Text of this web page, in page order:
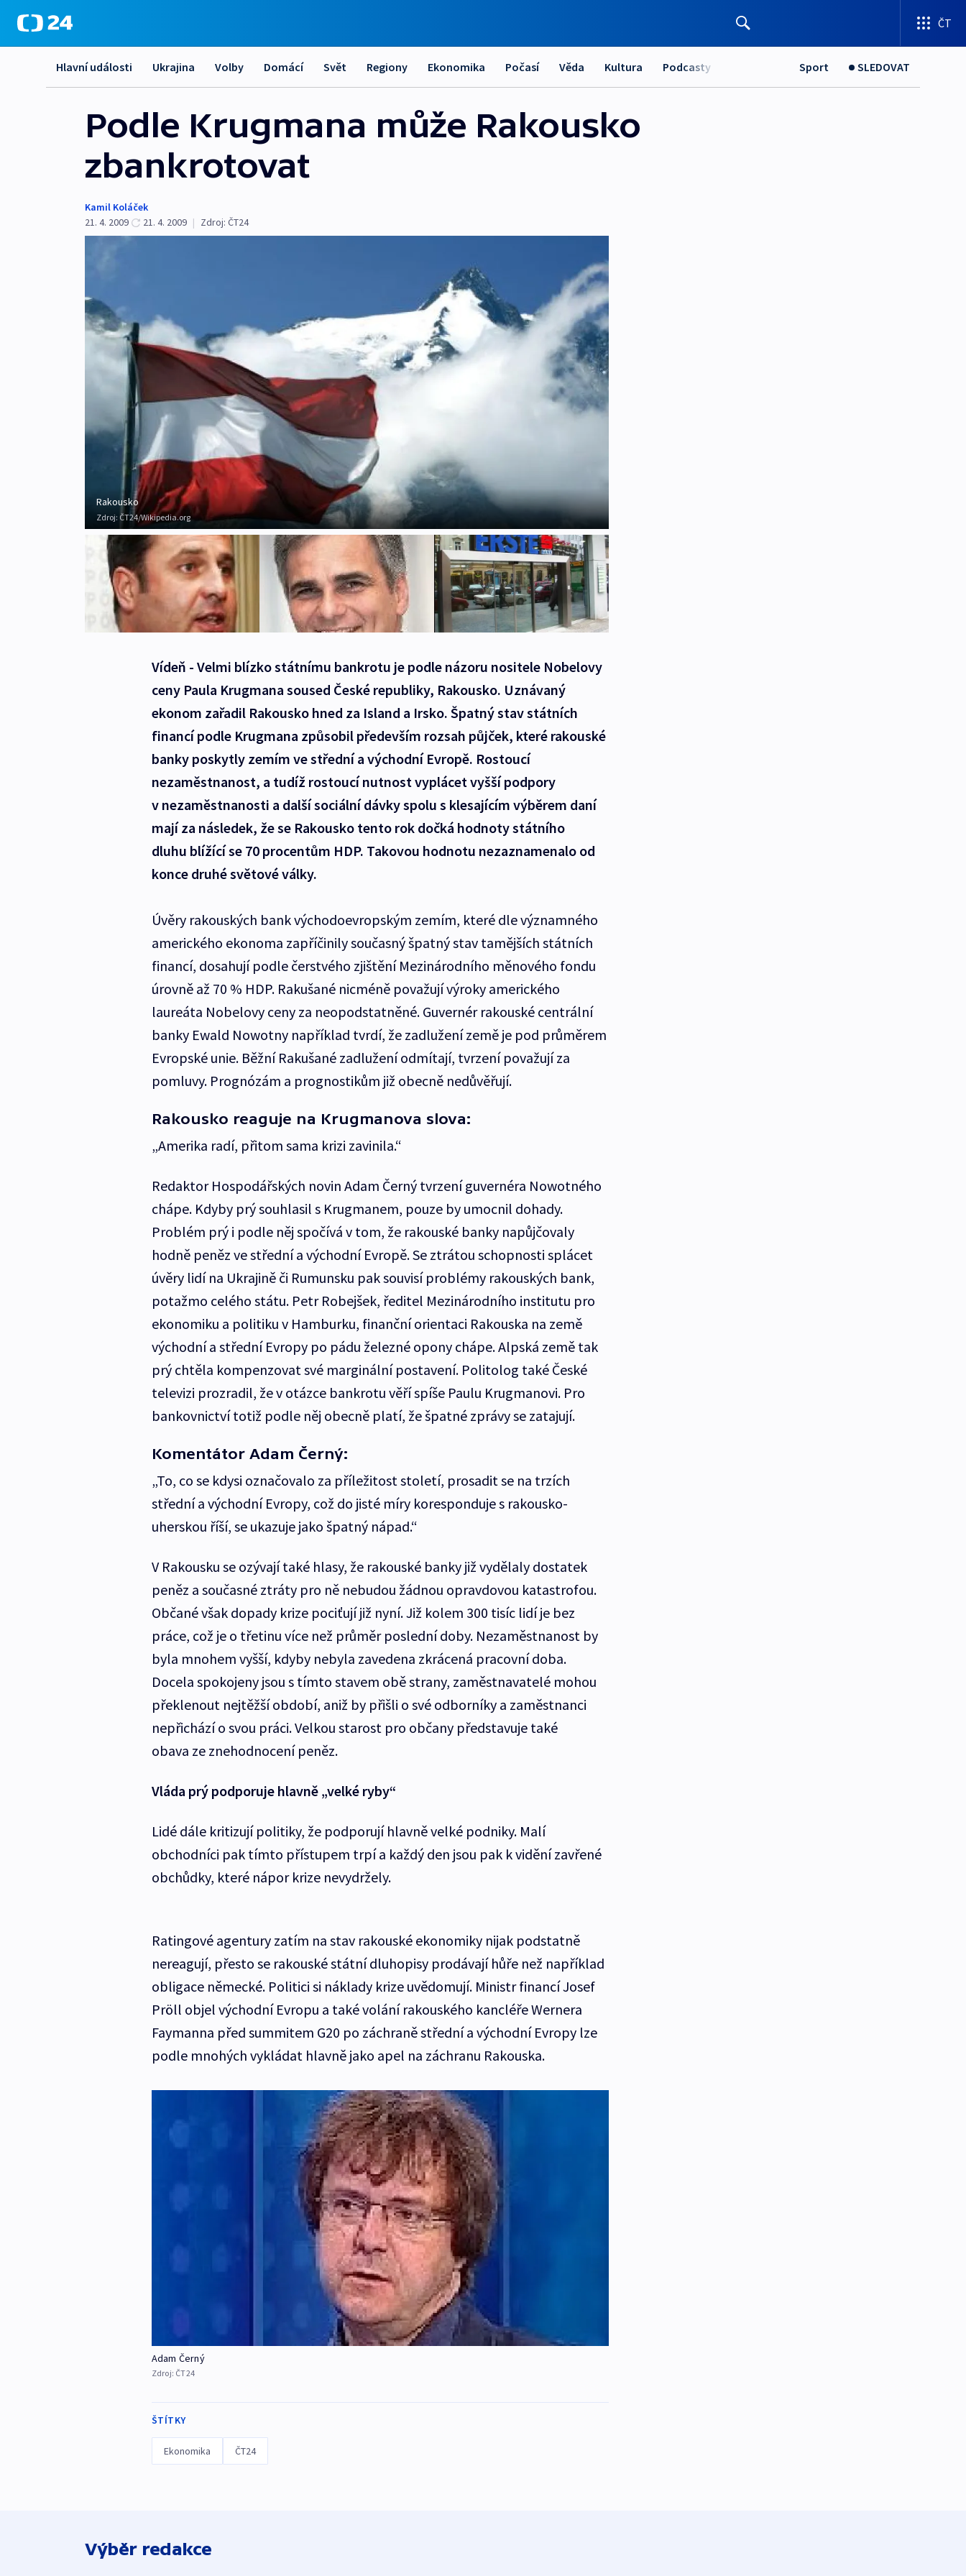
ČT
Hlavní události Ukrajina Volby Domácí Svět Regiony Ekonomika Počasí Věda Kultura Podcasty Sport SLEDOVAT
Podle Krugmana může Rakousko
zbankrotovat
Kamil Koláček
21. 4. 2009
21. 4. 2009 | Zdroj: ČT24
Rakousko
Zdroj: ČT24/Wikipedia.org
Vídeň - Velmi blízko státnímu bankrotu je podle názoru nositele Nobelovy
ceny Paula Krugmana soused České republiky, Rakousko. Uznávaný
ekonom zařadil Rakousko hned za Island a Irsko. Špatný stav státních
financí podle Krugmana způsobil především rozsah půjček, které rakouské
banky poskytly zemím ve střední a východní Evropě. Rostoucí
nezaměstnanost, a tudíž rostoucí nutnost vyplácet vyšší podpory
v nezaměstnanosti a další sociální dávky spolu s klesajícím výběrem daní
mají za následek, že se Rakousko tento rok dočká hodnoty státního
dluhu blížící se 70 procentům HDP. Takovou hodnotu nezaznamenalo od
konce druhé světové války.
Úvěry rakouských bank východoevropským zemím, které dle významného
amerického ekonoma zapříčinily současný špatný stav tamějších státních
financí, dosahují podle čerstvého zjištění Mezinárodního měnového fondu
úrovně až 70 % HDP. Rakušané nicméně považují výroky amerického
laureáta Nobelovy ceny za neopodstatněné. Guvernér rakouské centrální
banky Ewald Nowotny například tvrdí, že zadlužení země je pod průměrem
Evropské unie. Běžní Rakušané zadlužení odmítají, tvrzení považují za
pomluvy. Prognózám a prognostikům již obecně nedůvěřují.
Rakousko reaguje na Krugmanova slova:
„Amerika radí, přitom sama krizi zavinila.“
Redaktor Hospodářských novin Adam Černý tvrzení guvernéra Nowotného
chápe. Kdyby prý souhlasil s Krugmanem, pouze by umocnil dohady.
Problém prý i podle něj spočívá v tom, že rakouské banky napůjčovaly
hodně peněz ve střední a východní Evropě. Se ztrátou schopnosti splácet
úvěry lidí na Ukrajině či Rumunsku pak souvisí problémy rakouských bank,
potažmo celého státu. Petr Robejšek, ředitel Mezinárodního institutu pro
ekonomiku a politiku v Hamburku, finanční orientaci Rakouska na země
východní a střední Evropy po pádu železné opony chápe. Alpská země tak
prý chtěla kompenzovat své marginální postavení. Politolog také České
televizi prozradil, že v otázce bankrotu věří spíše Paulu Krugmanovi. Pro
bankovnictví totiž podle něj obecně platí, že špatné zprávy se zatajují.
Komentátor Adam Černý:
„To, co se kdysi označovalo za příležitost století, prosadit se na trzích
střední a východní Evropy, což do jisté míry koresponduje s rakousko-
uherskou říší, se ukazuje jako špatný nápad.“
V Rakousku se ozývají také hlasy, že rakouské banky již vydělaly dostatek
peněz a současné ztráty pro ně nebudou žádnou opravdovou katastrofou.
Občané však dopady krize pociťují již nyní. Již kolem 300 tisíc lidí je bez
práce, což je o třetinu více než průměr poslední doby. Nezaměstnanost by
byla mnohem vyšší, kdyby nebyla zavedena zkrácená pracovní doba.
Docela spokojeny jsou s tímto stavem obě strany, zaměstnavatelé mohou
překlenout nejtěžší období, aniž by přišli o své odborníky a zaměstnanci
nepřichází o svou práci. Velkou starost pro občany představuje také
obava ze znehodnocení peněz.
Vláda prý podporuje hlavně „velké ryby“
Lidé dále kritizují politiky, že podporují hlavně velké podniky. Malí
obchodníci pak tímto přístupem trpí a každý den jsou pak k vidění zavřené
obchůdky, které nápor krize nevydržely.
Ratingové agentury zatím na stav rakouské ekonomiky nijak podstatně
nereagují, přesto se rakouské státní dluhopisy prodávají hůře než například
obligace německé. Politici si náklady krize uvědomují. Ministr financí Josef
Pröll objel východní Evropu a také volání rakouského kancléře Wernera
Faymanna před summitem G20 po záchraně střední a východní Evropy lze
podle mnohých vykládat hlavně jako apel na záchranu Rakouska.
Adam Černý
Zdroj: ČT24
ŠTÍTKY
Ekonomika ČT24
Výběr redakce